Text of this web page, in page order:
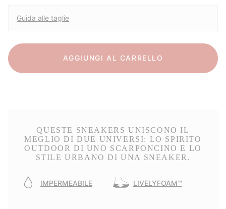
Guida alle taglie
AGGIUNGI AL CARRELLO
QUESTE SNEAKERS UNISCONO IL
MEGLIO DI DUE UNIVERSI: LO SPIRITO
OUTDOOR DI UNO SCARPONCINO E LO
STILE URBANO DI UNA SNEAKER.
IMPERMEABILE LIVELYFOAM™